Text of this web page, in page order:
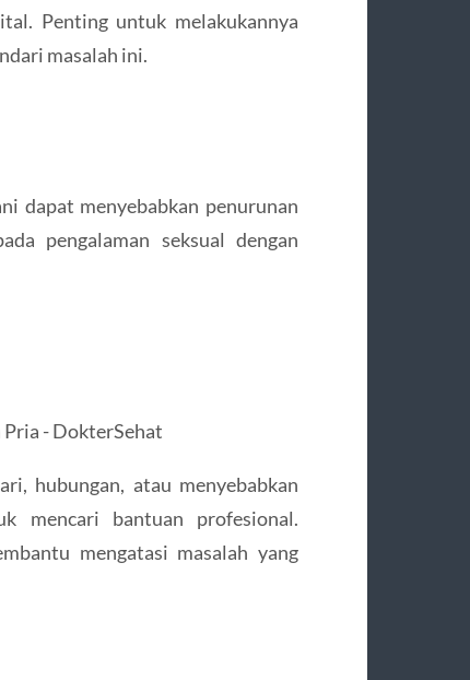
Penting untuk melakukannya
masalah ini.
dapat menyebabkan penurunan
pengalaman seksual dengan
hubungan, atau menyebabkan
mencari bantuan profesional.
mengatasi masalah yang